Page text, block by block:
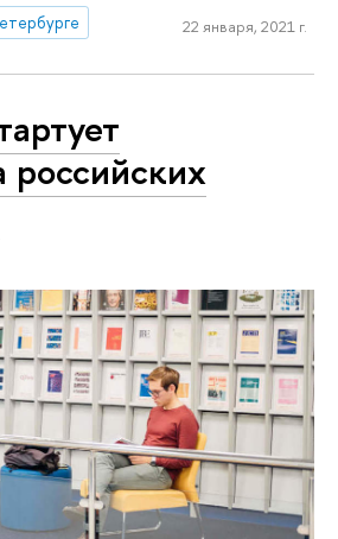
22 января, 2021 г.
российских